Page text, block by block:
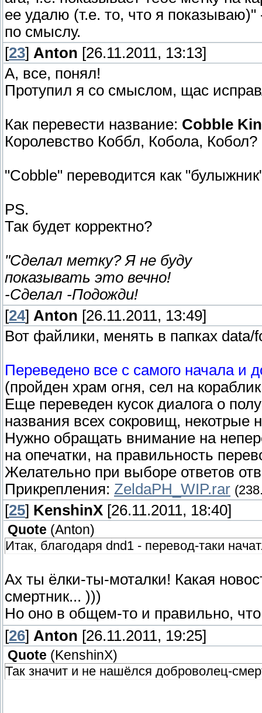
ее удалю (т.е. то, что я показываю)"
по смыслу.
[23] Anton [26.11.2011, 13:13]
А, все, понял!
Протупил я со смыслом, щас
Как перевести название: Cobble
Королевство Коббл, Кобола, Кобол?
"Cobble" переводится как
PS.
Так будет корректно?
"Сделал метку? Я не буду
показывать это вечно!
-Сделал -Подожди!
[24] Anton [26.11.2011, 13:49]
Вот файлики, менять в папках data/
Переведено все с самого начала и
(пройден храм огня, сел на
Еще переведен кусок диалога о
названия всех сокровищ, некотрые
Нужно обращать внимание на
на опечатки, на правильность
Желательно при выборе ответов
Прикрепления: ZeldaPH_WIP.rar
[25] KenshinX [26.11.2011, 18:40]
Quote (Anton)
Итак, благодаря dnd1 - перевод-таки
Ах ты ёлки-ты-моталки! Какая
смертник... )))
Но оно в общем-то и правильно,
[26] Anton [26.11.2011, 19:25]
Quote ( KenshinX)
Так значит и не нашёлся доброволец-